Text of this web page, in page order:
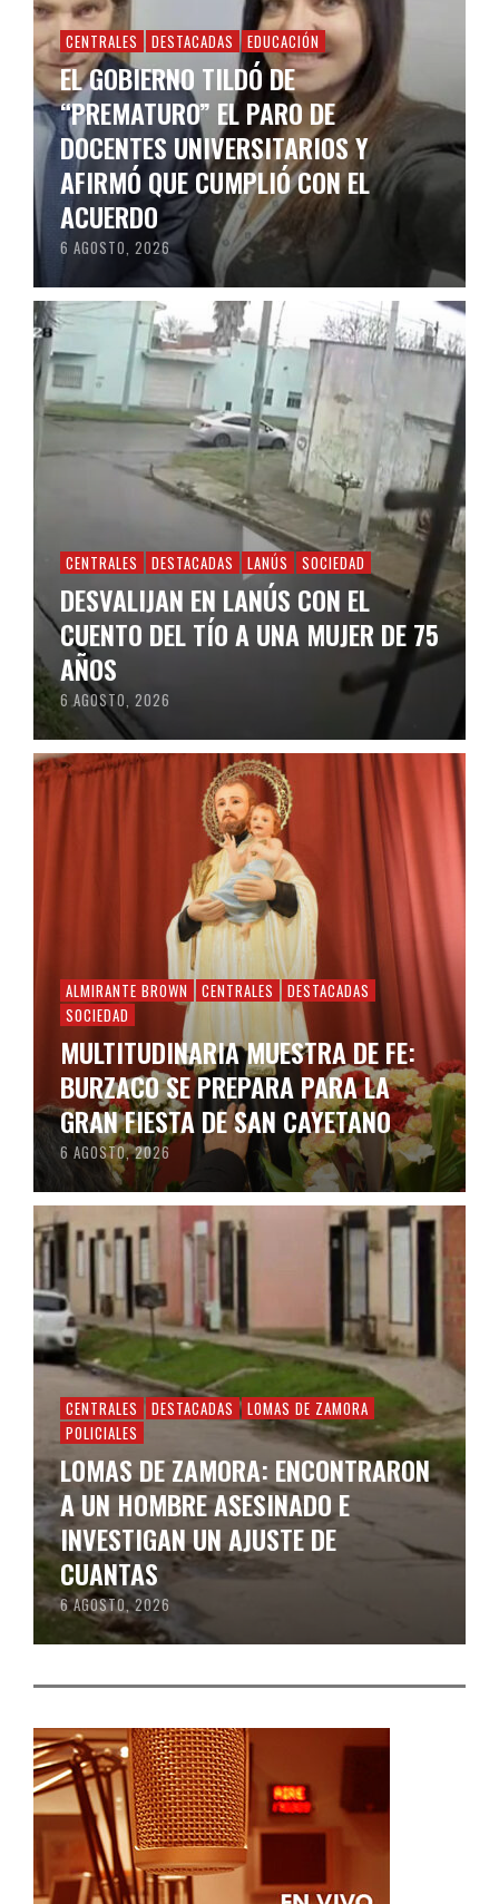
CENTRALES DESTACADAS EDUCACIÓN
EL GOBIERNO TILDÓ DE
“PREMATURO” EL PARO DE
DOCENTES UNIVERSITARIOS Y
AFIRMÓ QUE CUMPLIÓ CON EL
ACUERDO
6 AGOSTO, 2026
CENTRALES DESTACADAS LANÚS SOCIEDAD
DESVALIJAN EN LANÚS CON EL
CUENTO DEL TÍO A UNA MUJER DE 75
AÑOS
6 AGOSTO, 2026
ALMIRANTE BROWN CENTRALES
DESTACADAS
SOCIEDAD
MULTITUDINARIA MUESTRA DE FE:
BURZACO SE PREPARA PARA LA
GRAN FIESTA DE SAN CAYETANO
6 AGOSTO, 2026
CENTRALES DESTACADAS
LOMAS DE ZAMORA
POLICIALES
LOMAS DE ZAMORA: ENCONTRARON
A UN HOMBRE ASESINADO E
INVESTIGAN UN AJUSTE DE
CUANTAS
6 AGOSTO, 2026